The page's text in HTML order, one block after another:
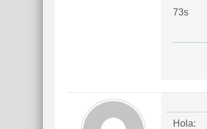
73s
Hola: